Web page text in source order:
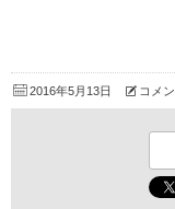
2016年5月13日 コメ